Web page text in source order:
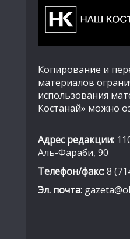
Копирование и
материалов
использования
Костанай» можно
Адрес редакции:
Аль-Фараби, 90
Телефон/факс:8
Эл. почта: